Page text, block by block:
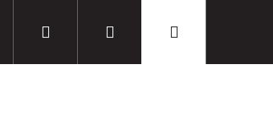
Doplňky Přihlášení